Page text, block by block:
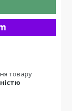
товару